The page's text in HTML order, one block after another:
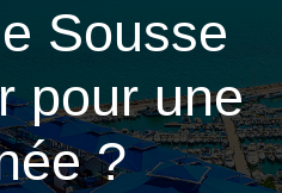
Sousse
pour une
?